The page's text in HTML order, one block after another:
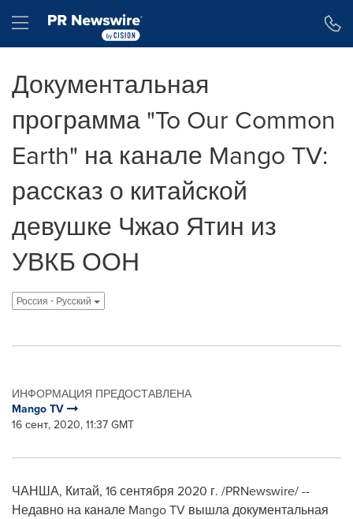
Hamburger menu
Документальная
программа "To Our Common
Earth" на канале Mango TV:
рассказ о китайской
девушке Чжао Ятин из
УВКБ ООН
Россия - Pусский
ИНФОРМАЦИЯ ПРЕДОСТАВЛЕНА
Mango TV
16 сент, 2020, 11:37 GMT
ЧАНША, Китай, 16 сентября 2020 г. /PRNewswire/ --
Недавно на канале Mango TV вышла документальная